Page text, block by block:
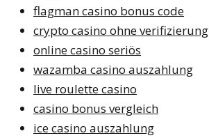
flagman casino bonus code
crypto casino ohne verifizierung
online casino seriös
wazamba casino auszahlung
live roulette casino
casino bonus vergleich
ice casino auszahlung